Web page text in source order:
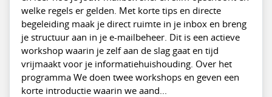
welke regels er gelden. Met korte tips en directe
begeleiding maak je direct ruimte in je inbox en breng
je structuur aan in je e-mailbeheer. Dit is een actieve
workshop waarin je zelf aan de slag gaat en tijd
vrijmaakt voor je informatiehuishouding. Over het
programma We doen twee workshops en geven een
korte introductie waarin we aand...